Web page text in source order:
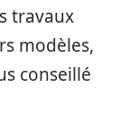
travaux
modèles,
conseillé